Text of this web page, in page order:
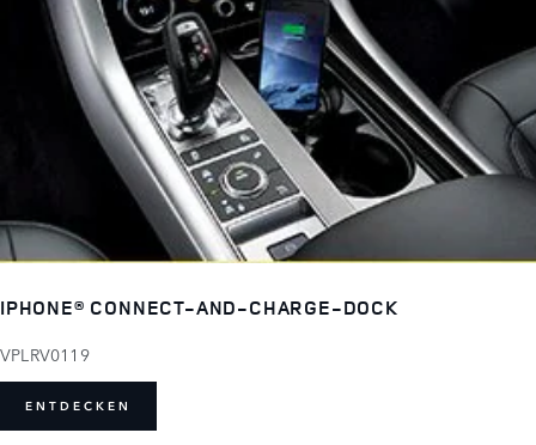
IPHONE® CONNECT-AND-CHARGE-DOCK
VPLRV0119
ENTDECKEN